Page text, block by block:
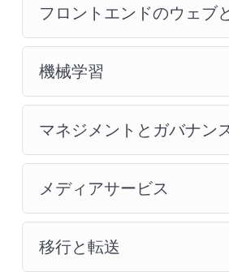
フロントエンドのウェブ
機械学習
マネジメントとガバナン
メディアサービス
移行と転送